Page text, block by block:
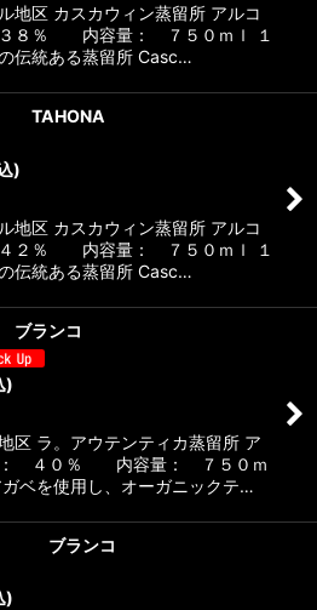
地区 カスカウィン蒸留所 アルコ
８％ 内容量： ７５０ｍｌ １
伝統ある蒸留所 Casc…
TAHONA
)
地区 カスカウィン蒸留所 アルコ
２％ 内容量： ７５０ｍｌ １
伝統ある蒸留所 Casc…
ランコ
)
区 ラ。アウテンティカ蒸留所 ア
： ４０％ 内容量： ７５０ｍ
ガベを使用し、オーガニックテ…
ブランコ
)